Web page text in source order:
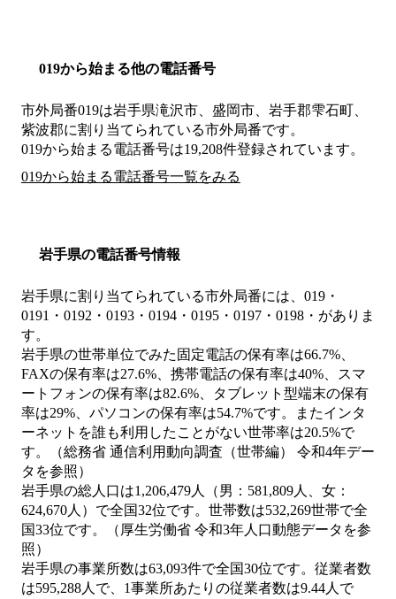
019から始まる他の電話番号
市外局番019は岩手県滝沢市、盛岡市、岩手郡雫石町、
紫波郡に割り当てられている市外局番です。
019から始まる電話番号は19,208件登録されています。
019から始まる電話番号一覧をみる
岩手県の電話番号情報
岩手県に割り当てられている市外局番には、019・
0191・0192・0193・0194・0195・0197・0198・がありま
す。
岩手県の世帯単位でみた固定電話の保有率は66.7%、
FAXの保有率は27.6%、携帯電話の保有率は40%、スマ
ートフォンの保有率は82.6%、タブレット型端末の保有
率は29%、パソコンの保有率は54.7%です。またインタ
ーネットを誰も利用したことがない世帯率は20.5%で
す。（総務省 通信利用動向調査（世帯編） 令和4年デー
タを参照）
岩手県の総人口は1,206,479人（男：581,809人、女：
624,670人）で全国32位です。世帯数は532,269世帯で全
国33位です。（厚生労働省 令和3年人口動態データを参
照）
岩手県の事業所数は63,093件で全国30位です。従業者数
は595,288人で、1事業所あたりの従業者数は9.44人で